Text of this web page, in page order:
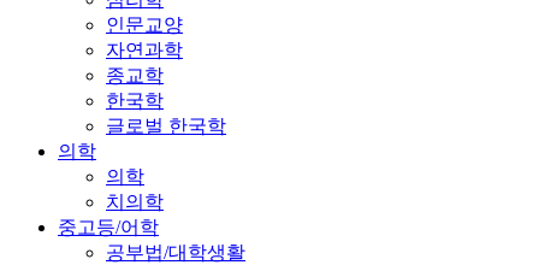
인문교양
자연과학
종교학
한국학
글로벌 한국학
의학
의학
치의학
중고등/어학
공부법/대학생활